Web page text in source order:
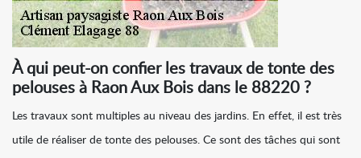
À qui peut-on confier les travaux de tonte des
pelouses à Raon Aux Bois dans le 88220 ?
Les travaux sont multiples au niveau des jardins. En effet, il est très
utile de réaliser de tonte des pelouses. Ce sont des tâches qui sont